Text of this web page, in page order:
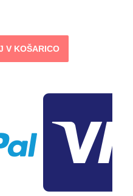
V KOŠARICO